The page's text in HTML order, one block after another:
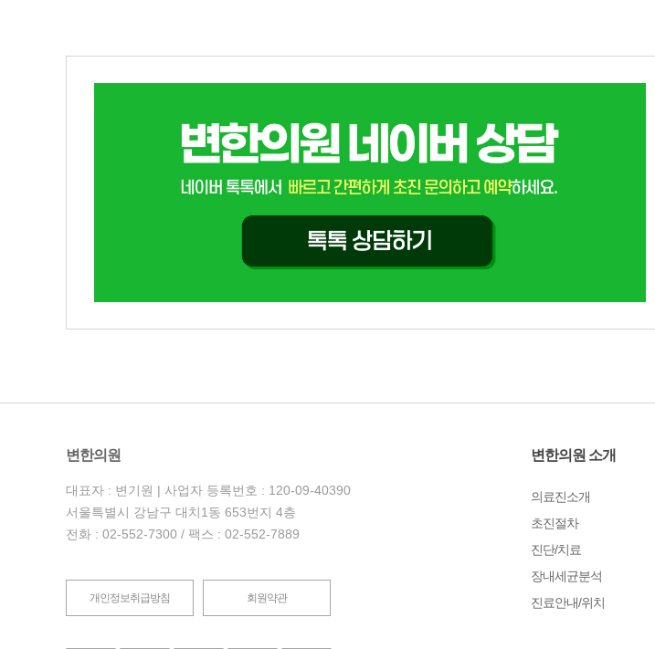
변한의원
대표자 : 변기원 | 사업자 등록번호 : 120-09-40390
서울특별시 강남구 대치1동 653번지 4층
전화 : 02-552-7300 / 팩스 : 02-552-7889
개인정보취급방침 회원약관
변한의원 소개
의료진소개
초진절차
진단/치료
장내세균분석
진료안내/위치